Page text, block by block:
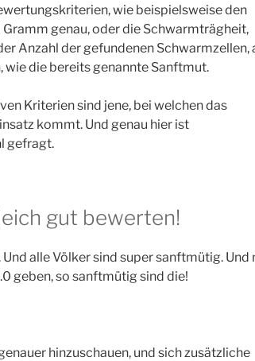
wie beispielsweise den
genau, oder die Schwarmträgheit,
Anzahl der gefundenen Schwarmzellen,
wie die bereits genannte Sanftmut.
Kriterien sind jene, bei welchen das
kommt. Und genau hier ist
gefragt.
gut bewerten!
Und alle Völker sind super sanftmütig. Und
geben, so sanftmütig sind die!
hinzuschauen, und sich zusätzliche